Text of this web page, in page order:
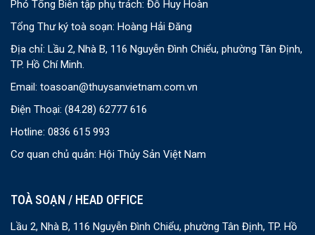
Phó Tổng Biên tập phụ trách: Đỗ Huy Hoàn
Tổng Thư ký toà soạn: Hoàng Hải Đăng
Địa chỉ: Lầu 2, Nhà B, 116 Nguyễn Đình Chiểu, phường Tân Định,
TP. Hồ Chí Minh.
Email: toasoan@thuysanvietnam.com.vn
Điện Thoại: (84.28) 62777 616
Hotline: 0836 615 993
Cơ quan chủ quản: Hội Thủy Sản Việt Nam
TOÀ SOẠN / HEAD OFFICE
Lầu 2, Nhà B, 116 Nguyễn Đình Chiểu, phường Tân Định, TP. Hồ